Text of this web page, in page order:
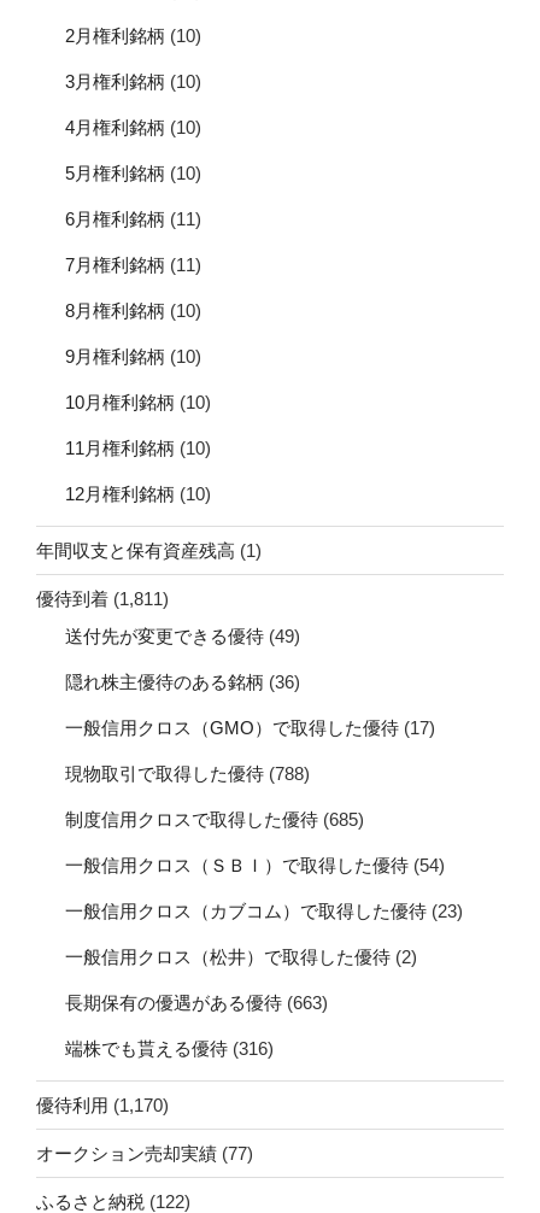
2月権利銘柄 (10)
3月権利銘柄 (10)
4月権利銘柄 (10)
5月権利銘柄 (10)
6月権利銘柄 (11)
7月権利銘柄 (11)
8月権利銘柄 (10)
9月権利銘柄 (10)
10月権利銘柄 (10)
11月権利銘柄 (10)
12月権利銘柄 (10)
年間収支と保有資産残高 (1)
優待到着 (1,811)
送付先が変更できる優待 (49)
隠れ株主優待のある銘柄 (36)
一般信用クロス（GMO）で取得した優待 (17)
現物取引で取得した優待 (788)
制度信用クロスで取得した優待 (685)
一般信用クロス（ＳＢＩ）で取得した優待 (54)
一般信用クロス（カブコム）で取得した優待 (23)
一般信用クロス（松井）で取得した優待 (2)
長期保有の優遇がある優待 (663)
端株でも貰える優待 (316)
優待利用 (1,170)
オークション売却実績 (77)
ふるさと納税 (122)